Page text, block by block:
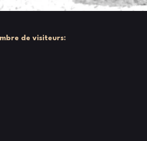
de visiteurs: